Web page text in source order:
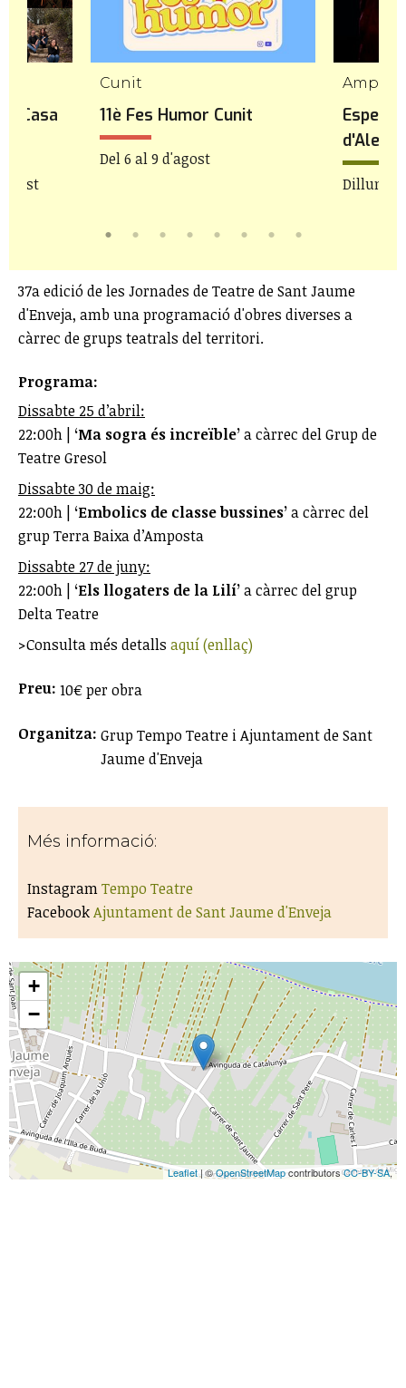
Casa
Cunit
11è Fes Humor Cunit
Del 6 al 9 d'agost
d'Aleix
Dilluns
37a edició de les Jornades de Teatre de Sant Jaume
d'Enveja, amb una programació d'obres diverses a
càrrec de grups teatrals del territori.
Programa:
Dissabte 25 d’abril:
22:00h | ‘Ma sogra és increïble’a càrrec del Grup de
Teatre Gresol
Dissabte 30 de maig:
22:00h | ‘Embolics de classe bussines’a càrrec del
grup Terra Baixa d’Amposta
Dissabte 27 de juny:
22:00h | ‘Els llogaters de la Lilí’a càrrec del grup
Delta Teatre
>Consulta més detalls aquí (enllaç)
Preu: 10€ per obra
Organitza: Grup Tempo Teatre i Ajuntament de Sant
Jaume d'Enveja
Més informació:
InstagramTempo Teatre
FacebookAjuntament de Sant Jaume d'Enveja
+
−
Leaflet| ©OpenStreetMapcontributorsCC-BY-SA,